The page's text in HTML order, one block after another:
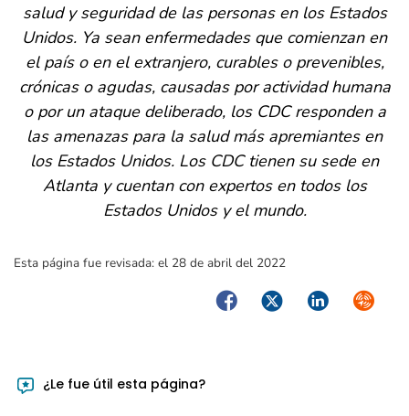
salud y seguridad de las personas en los Estados
Unidos. Ya sean enfermedades que comienzan en
el país o en el extranjero, curables o prevenibles,
crónicas o agudas, causadas por actividad humana
o por un ataque deliberado, los CDC responden a
las amenazas para la salud más apremiantes en
los Estados Unidos. Los CDC tienen su sede en
Atlanta y cuentan con expertos en todos los
Estados Unidos y el mundo.
Esta página fue revisada: el 28 de abril del 2022
FacebookTwitterLinkedIn
¿Le fue útil esta página?